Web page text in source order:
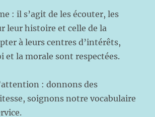
: il s’agit de les écouter, les
leur histoire et celle de la
à leurs centres d’intérêts,
et la morale sont respectées.
: donnons des
soignons notre vocabulaire